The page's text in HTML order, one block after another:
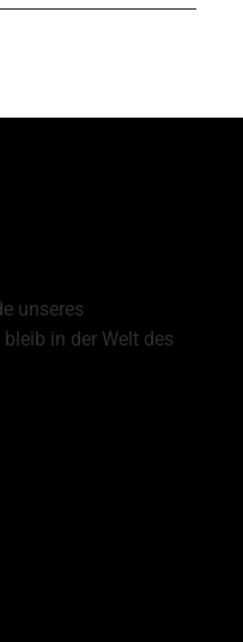
unseres
in der Welt des